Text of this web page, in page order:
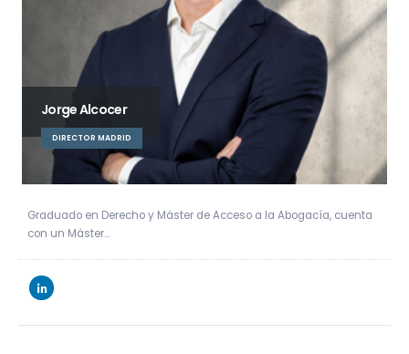
Jorge Alcocer
DIRECTOR MADRID
Graduado en Derecho y Máster de Acceso a la Abogacía, cuenta
con un Máster…